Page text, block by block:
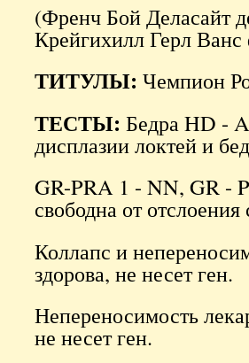
(Френч Бой Деласайт
Крейгихилл Герл
ТИТУЛЫ: Чемпион
ТЕСТЫ: Бедра HD -
дисплазии локтей и
GR-PRA 1 - NN, GR -
свободна от отслоения
Коллапс и
здорова, не несет ген.
Непереносимость
не несет ген.